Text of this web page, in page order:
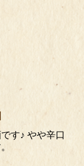
す♪ やや辛口